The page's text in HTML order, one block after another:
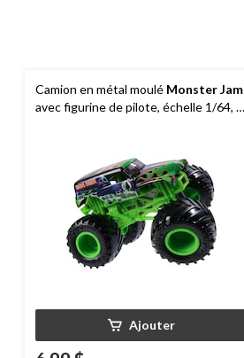
Camion en métal moulé Monster Jam
avec figurine de pilote, échelle 1/64, 3
Ajouter